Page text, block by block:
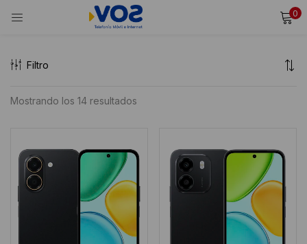
0
INICIAR SESIÓN
Ingresa tu usuario y contraseña para iniciar sesión.
Iniciar Sesión
¿Olvidaste tu contraseña?
Filtro
Mostrando los 14 resultados